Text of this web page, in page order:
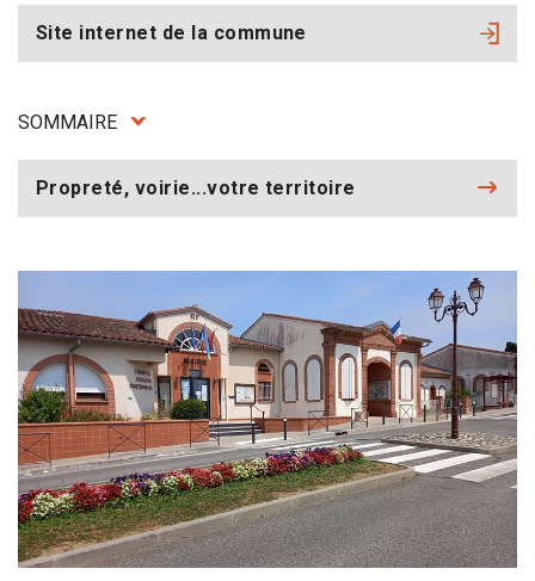
Site internet de la commune
SOMMAIRE
Propreté, voirie...votre territoire